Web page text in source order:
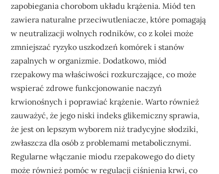
zapobiegania chorobom układu krążenia. Miód ten
zawiera naturalne przeciwutleniacze, które pomagają
w neutralizacji wolnych rodników, co z kolei może
zmniejszać ryzyko uszkodzeń komórek i stanów
zapalnych w organizmie. Dodatkowo, miód
rzepakowy ma właściwości rozkurczające, co może
wspierać zdrowe funkcjonowanie naczyń
krwionośnych i poprawiać krążenie. Warto również
zauważyć, że jego niski indeks glikemiczny sprawia,
że jest on lepszym wyborem niż tradycyjne słodziki,
zwłaszcza dla osób z problemami metabolicznymi.
Regularne włączanie miodu rzepakowego do diety
może również pomóc w regulacji ciśnienia krwi, co